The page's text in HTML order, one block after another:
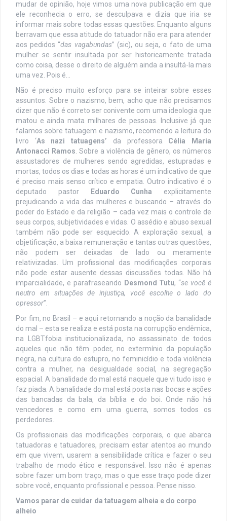
mudar de opinião, hoje vimos uma nova publicação em que
ele reconhecia o erro, se desculpava e dizia que iria se
informar mais sobre todas essas questões. Enquanto alguns
berravam que essa atitude do tatuador não era para atender
aos pedidos “das vagabundas” (sic), ou seja, o fato de uma
mulher se sentir insultada por ser historicamente tratada
como coisa, desse o direito de alguém ainda a insultá-la mais
uma vez. Pois é…
Não é preciso muito esforço para se inteirar sobre esses
assuntos. Sobre o nazismo, bem, acho que não precisamos
dizer que não é correto ser conivente com uma ideologia que
matou e ainda mata milhares de pessoas. Inclusive já que
falamos sobre tatuagem e nazismo, recomendo a leitura do
livro ‘As nazi tatuagens’ da professora Célia Maria
Antonacci Ramos . Sobre a violência de gênero, os números
assustadores de mulheres sendo agredidas, estupradas e
mortas, todos os dias e todas as horas é um indicativo de que
é preciso mais senso crítico e empatia. Outro indicativo é o
deputado pastor
Eduardo Cunha explicitamente
prejudicando a vida das mulheres e buscando – através do
poder do Estado e da religião – cada vez mais o controle de
seus corpos, subjetividades e vidas. O assédio e abuso sexual
também não pode ser esquecido. A exploração sexual, a
objetificação, a baixa remuneração e tantas outras questões,
não podem ser deixadas de lado ou meramente
relativizadas. Um profissional das modificações corporais
não pode estar ausente dessas discussões todas. Não há
imparcialidade, e parafraseando Desmond Tutu, “se você é
neutro em situações de injustiça, você escolhe o lado do
opressor”.
Por fim, no Brasil – e aqui retornando a noção da banalidade
do mal – esta se realiza e está posta na corrupção endêmica,
na LGBTfobia institucionalizada, no assassinato de todos
aqueles que não têm poder, no extermínio da população
negra, na cultura do estupro, no feminicídio e toda violência
contra a mulher, na desigualdade social, na segregação
espacial. A banalidade do mal está naquele que vi tudo isso e
faz piada. A banalidade do mal está posta nas bocas e ações
das bancadas da bala, da bíblia e do boi. Onde não há
vencedores e como em uma guerra, somos todos os
perdedores.
Os profissionais das modificações corporais, o que abarca
tatuadoras e tatuadores, precisam estar atentos ao mundo
em que vivem, usarem a sensibilidade crítica e fazer o seu
trabalho de modo ético e responsável. Isso não é apenas
sobre fazer um bom traço, mas o que esse traço pode dizer
sobre você, enquanto profissional e pessoa. Pense nisso.
Vamos parar de cuidar da tatuagem alheia e do corpo
alheio